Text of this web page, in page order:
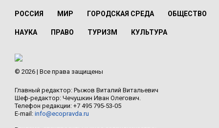
РОССИЯ МИР ГОРОДСКАЯ СРЕДА ОБЩЕСТВО
НАУКА ПРАВО ТУРИЗМ КУЛЬТУРА
© 2026 | Все права защищены
Главный редактор: Рыжов Виталий Витальевич
Шеф-редактор: Чечушкин Иван Олегович.
Телефон редакции: +7 495 795-53-05
E-mail: info@ecopravda.ru